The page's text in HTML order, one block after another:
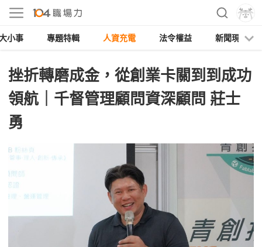
小事 專題特輯 人資充電 法令權益 新聞現場
挫折轉磨成金，從創業卡關到到成功
領航｜千督管理顧問資深顧問 莊士
勇